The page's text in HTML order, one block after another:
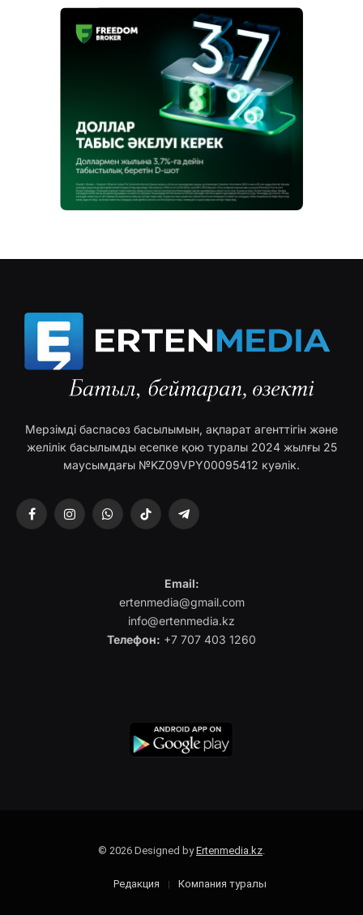
Мерзімді баспасөз басылымын, ақпарат агенттігін және
желілік басылымды есепке қою туралы 2024 жылғы 25
маусымдағы №KZ09VPY00095412 куәлік.
FacebookInstagramWhatsAppTikTok Telegram
Email:
ertenmedia@gmail.com
info@ertenmedia.kz
Телефон: +7 707 403 1260
© 2026 Designed byErtenmedia.kz.
Редакция Компания туралы